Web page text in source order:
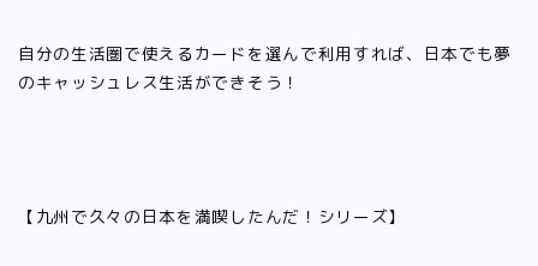
自分の生活圏で使えるカードを選んで利用すれば、日本でも夢
のキャッシュレス生活ができそう！
【九州で久々の日本を満喫したんだ！シリーズ】